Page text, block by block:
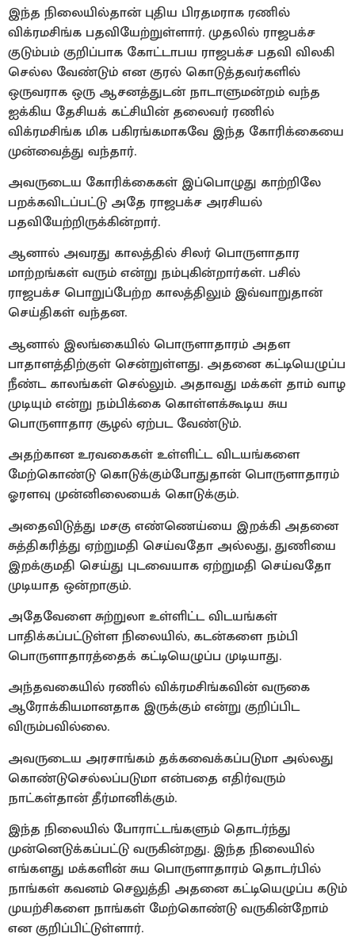
இந்த நிலையில்தான் புதிய பிரதமராக ரணில்
விக்ரமசிங்க பதவியேற்றுள்ளார். முதலில் ராஜபக்ச
குடும்பம் குறிப்பாக கோட்டாபய ராஜபக்ச பதவி விலகி
செல்ல வேண்டும் என குரல் கொடுத்தவர்களில்
ஒருவராக ஒரு ஆசனத்துடன் நாடாளுமன்றம் வந்த
ஐக்கிய தேசியக் கட்சியின் தலைவர் ரணில்
விக்ரமசிங்க மிக பகிரங்கமாகவே இந்த கோரிக்கையை
முன்வைத்து வந்தார்.
அவருடைய கோரிக்கைகள் இப்பொழுது காற்றிலே
பறக்கவிடப்பட்டு அதே ராஜபக்ச அரசியல்
பதவியேற்றிருக்கின்றார்.
ஆனால் அவரது காலத்தில் சிலர் பொருளாதார
மாற்றங்கள் வரும் என்று நம்புகின்றார்கள். பசில்
ராஜபக்ச பொறுப்பேற்ற காலத்திலும் இவ்வாறுதான்
செய்திகள் வந்தன.
ஆனால் இலங்கையில் பொருளாதாரம் அதள
பாதாளத்திற்குள் சென்றுள்ளது. அதனை கட்டியெழுப்ப
நீண்ட காலங்கள் செல்லும். அதாவது மக்கள் தாம் வாழ
முடியும் என்று நம்பிக்கை கொள்ளக்கூடிய சுய
பொருளாதார சூழல் ஏற்பட வேண்டும்.
அதற்கான உரவகைகள் உள்ளிட்ட விடயங்களை
மேற்கொண்டு கொடுக்கும்போதுதான் பொருளாதாரம்
ஓரளவு முன்னிலையைக் கொடுக்கும்.
அதைவிடுத்து மசகு எண்ணெய்யை இறக்கி அதனை
சுத்திகரித்து ஏற்றுமதி செய்வதோ அல்லது, துணியை
இறக்குமதி செய்து புடவையாக ஏற்றுமதி செய்வதோ
முடியாத ஒன்றாகும்.
அதேவேளை சுற்றுலா உள்ளிட்ட விடயங்கள்
பாதிக்கப்பட்டுள்ள நிலையில், கடன்களை நம்பி
பொருளாதாரத்தைக் கட்டியெழுப்ப முடியாது.
அந்தவகையில் ரணில் விக்ரமசிங்கவின் வருகை
ஆரோக்கியமானதாக இருக்கும் என்று குறிப்பிட
விரும்பவில்லை.
அவருடைய அரசாங்கம் தக்கவைக்கப்படுமா அல்லது
கொண்டுசெல்லப்படுமா என்பதை எதிர்வரும்
நாட்கள்தான் தீர்மானிக்கும்.
இந்த நிலையில் போராட்டங்களும் தொடர்ந்து
முன்னெடுக்கப்பட்டு வருகின்றது. இந்த நிலையில்
எங்களது மக்களின் சுய பொருளாதாரம் தொடர்பில்
நாங்கள் கவனம் செலுத்தி அதனை கட்டியெழுப்ப கடும்
முயற்சிகளை நாங்கள் மேற்கொண்டு வருகின்றோம்
என குறிப்பிட்டுள்ளார்.